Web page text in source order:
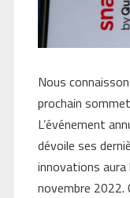
Nous
prochain sommet
L’événement
dévoile ses
innovations aura
novembre 2022.